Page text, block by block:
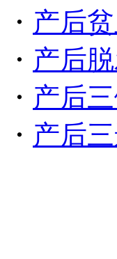
・ 产后
・ 产后
・ 产后
・ 产后